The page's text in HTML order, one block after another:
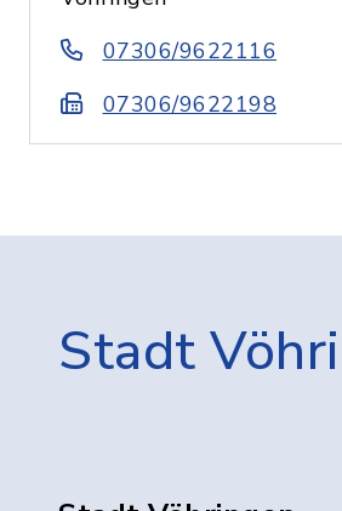
07306/9622116
07306/9622198
Stadt